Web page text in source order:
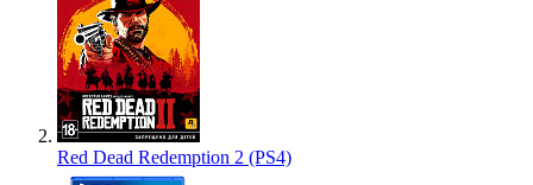
Red Dead Redemption 2 (PS4)